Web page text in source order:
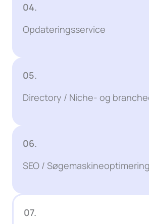
04.
Opdateringsservice
05.
Directory / Niche- og
06.
SEO / Søgemaskineoptimering
07.